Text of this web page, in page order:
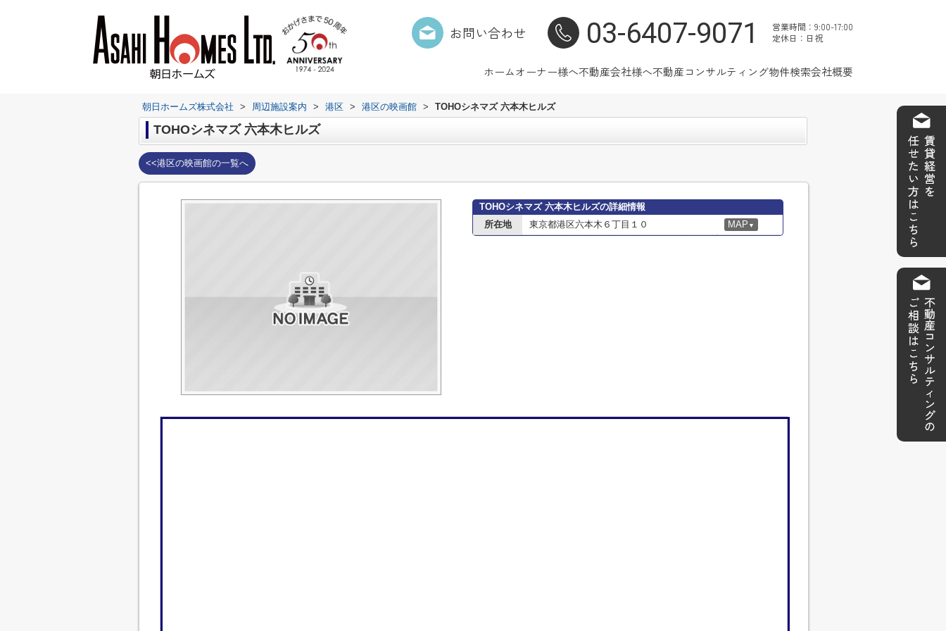
お問い合わせ 03-6407-9071
営業時間：9:00-17:00
定休日：日祝
ホームオーナー様へ不動産会社様へ不動産コンサルティング物件検索会社概要
朝日ホームズ株式会社 > 周辺施設案内 > 港区 > 港区の映画館 > TOHOシネマズ 六本木ヒルズ
TOHOシネマズ 六本木ヒルズ
<<港区の映画館の一覧へ
TOHOシネマズ 六本木ヒルズの詳細情報
所在地
東京都港区六本木６丁目１０ MAP ▼